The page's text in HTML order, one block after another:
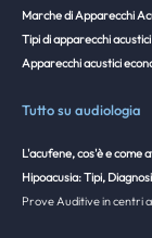
Marche di Apparecchi
Tipi di apparecchi acustici
Apparecchi acustici
Tutto su audiologia
L'acufene, cos'è e come
Hipoacusia: Tipi,
Prove Auditive in centri